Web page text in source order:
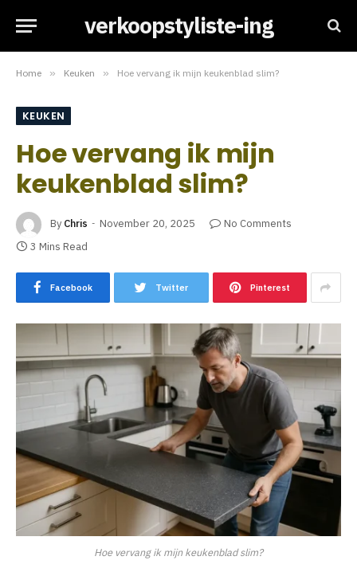
verkoopstyliste-ing
Home » Keuken » Hoe vervang ik mijn keukenblad slim?
KEUKEN
Hoe vervang ik mijn
keukenblad slim?
By Chris November 20, 2025
No Comments
3 Mins Read
Facebook Twitter Pinterest
Hoe vervang ik mijn keukenblad slim?